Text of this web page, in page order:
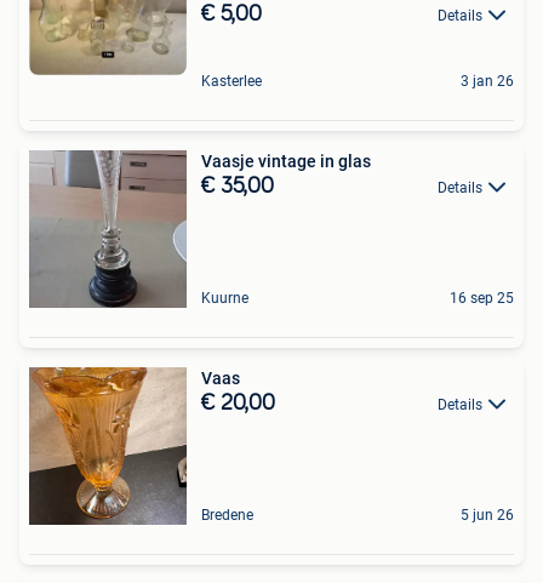
€ 5,00 Details
Kasterlee 3 jan 26
Vaasje vintage in glas
€ 35,00 Details
Kuurne 16 sep 25
Vaas
€ 20,00 Details
Bredene 5 jun 26